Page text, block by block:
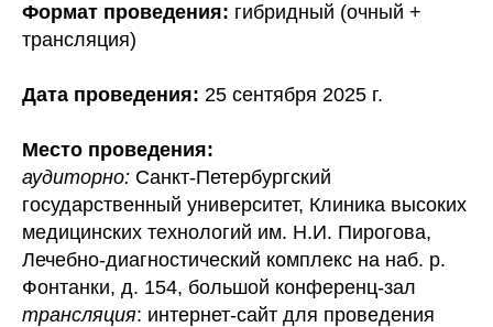
Формат проведения: гибридный (очный +
трансляция)
Дата проведения: 25 сентября 2025 г.
Место проведения:
аудиторно: Санкт-Петербургский
государственный университет, Клиника высоких
медицинских технологий им. Н.И. Пирогова,
Лечебно-диагностический комплекс на наб. р.
Фонтанки, д. 154, большой конференц-зал
трансляция: интернет-сайт для проведения